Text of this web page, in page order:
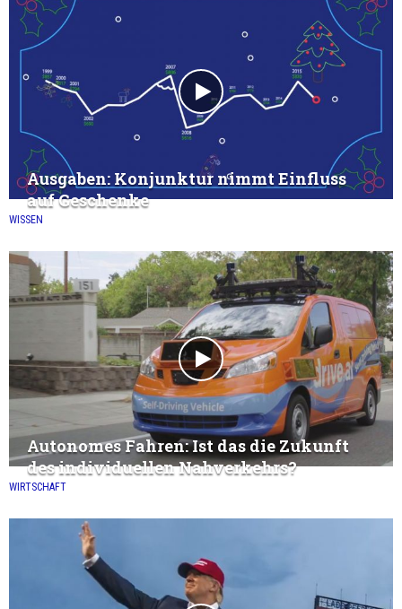
WISSEN
Ausgaben: Konjunktur nimmt Einfluss
auf Geschenke
WIRTSCHAFT
Autonomes Fahren: Ist das die Zukunft
des individuellen Nahverkehrs?